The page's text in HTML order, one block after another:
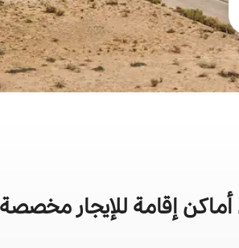
إقامة للإيجار